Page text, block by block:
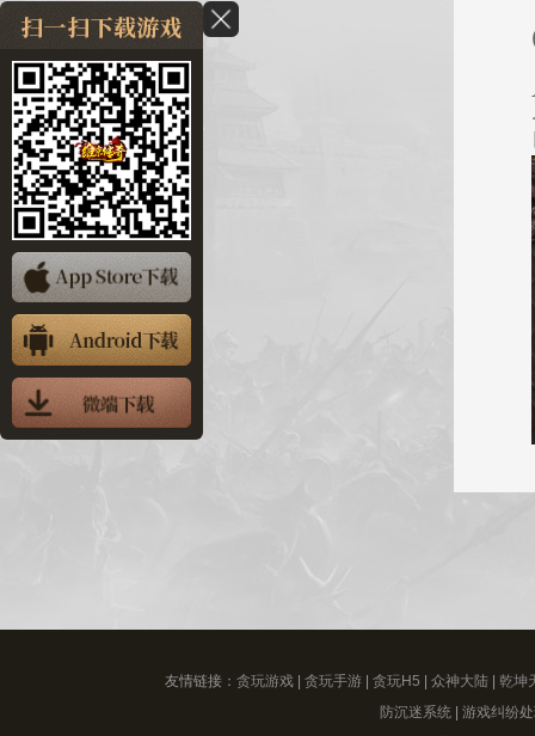
友情链接： 贪玩游戏 贪玩手游 贪玩H5 众神大陆
乾坤
防沉迷系统| 游戏纠纷